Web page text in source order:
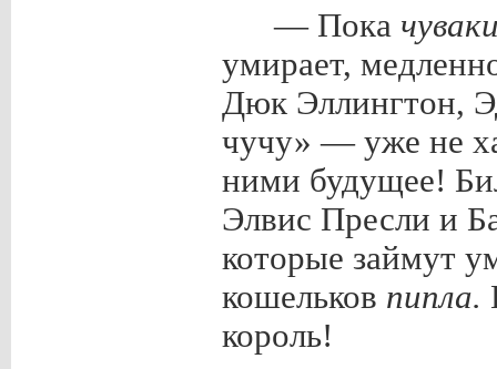
— Пока
умирает,
Дюк Эллингтон,
чучу» — уже не
ними будущее!
Элвис Пресли и
которые займут
кошельков пипла.
король!